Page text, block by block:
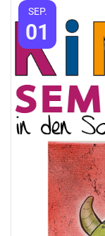
SEP.
01